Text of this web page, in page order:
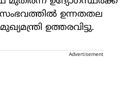
സംഭവത്തിൽ ഉന്നതതല
ഉത്തരവിട്ടു.
Advertisement